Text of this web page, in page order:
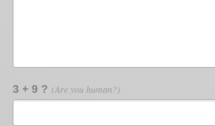
3 + 9 ? (Are you human?)